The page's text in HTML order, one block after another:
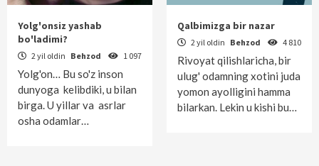
Yolg'onsiz yashab
bo'ladimi?
2 yil oldin Behzod 1 097
Yolg'on… Bu so'z inson
dunyoga kelibdiki, u bilan
birga. U yillar va asrlar
osha odamlar…
Qalbimizga bir nazar
2 yil oldin Behzod 4 810
Rivoyat qilishlaricha, bir
ulug' odamning xotini juda
yomon ayolligini hamma
bilarkan. Lekin u kishi bu…